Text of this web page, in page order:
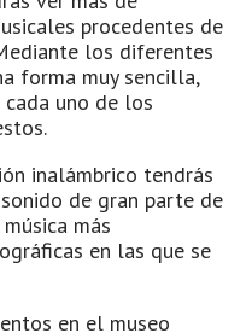
procedentes de
los diferentes
forma muy sencilla,
uno de los
inalámbrico tendrás
de gran parte de
más
en las que se
en el museo